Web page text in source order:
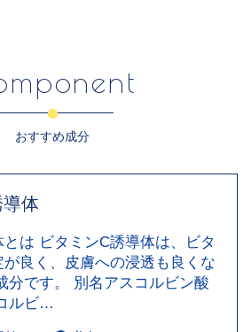
おすすめ成分
体
とは ビタミンC誘導体は、ビタ
が良く、皮膚への浸透も良くな
分です。 別名アスコルビン酸
ルビ…